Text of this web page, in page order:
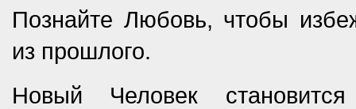
Познайте Любовь, чтобы
из прошлого.
Новый Человек